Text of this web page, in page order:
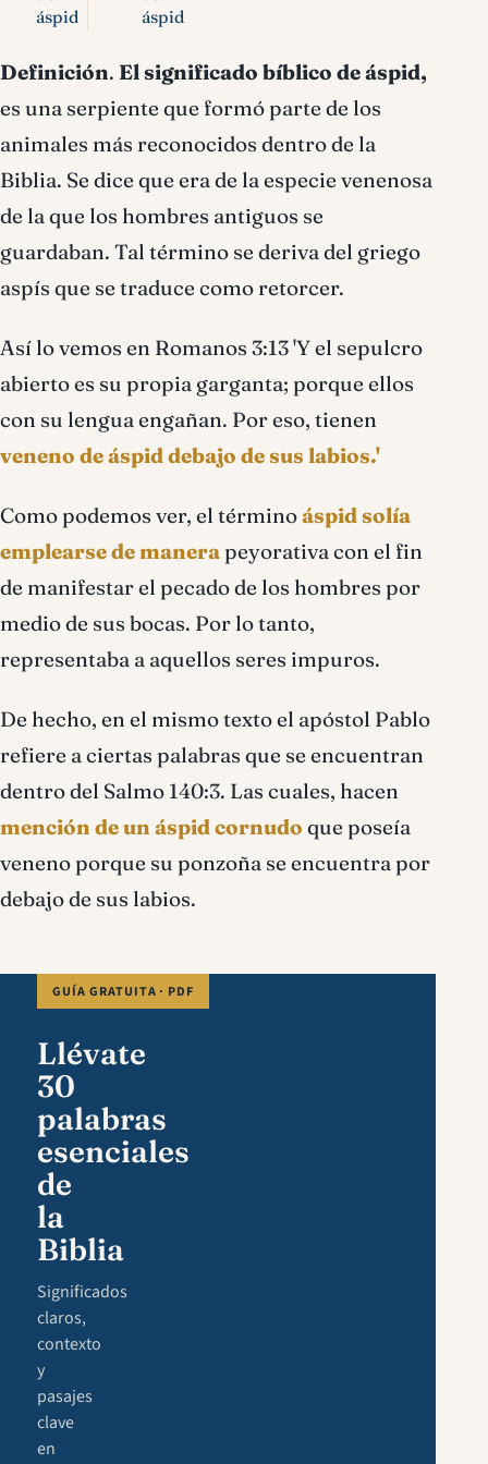
áspid
áspid
Definición. El significado bíblico de áspid,
es una serpiente que formó parte de los
animales más reconocidos dentro de la
Biblia. Se dice que era de la especie venenosa
de la que los hombres antiguos se
guardaban. Tal término se deriva del griego
aspís que se traduce como retorcer.
Así lo vemos en Romanos 3:13 'Y el sepulcro
abierto es su propia garganta; porque ellos
con su lengua engañan. Por eso, tienen
veneno de áspid debajo de sus labios.'
Como podemos ver, el términoáspid solía
emplearse de manerapeyorativa con el fin
de manifestar el pecado de los hombres por
medio de sus bocas. Por lo tanto,
representaba a aquellos seres impuros.
De hecho, en el mismo texto el apóstol Pablo
refiere a ciertas palabras que se encuentran
dentro del Salmo 140:3. Las cuales, hacen
mención de un áspid cornudo que poseía
veneno porque su ponzoña se encuentra por
debajo de sus labios.
GUÍA GRATUITA · PDF
Llévate
30
palabras
esenciales
de
la
Biblia
Significados
claros,
contexto
y
pasajes
clave
en